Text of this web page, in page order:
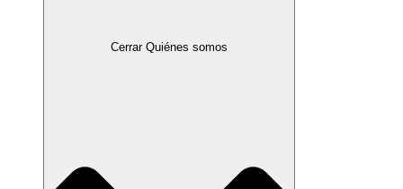
Cerrar Quiénes somos